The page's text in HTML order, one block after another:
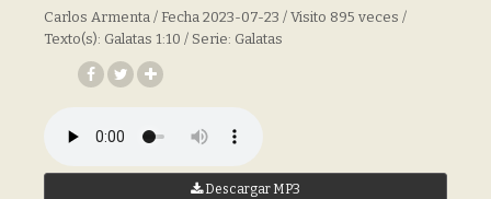
Carlos Armenta / Fecha 2023-07-23 / Visito 895 veces /
Texto(s): Galatas 1:10 / Serie: Galatas
Descargar MP3